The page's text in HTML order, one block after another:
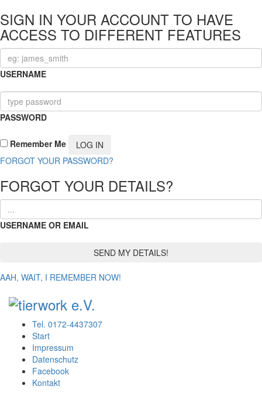
SIGN IN YOUR ACCOUNT TO HAVE
ACCESS TO DIFFERENT FEATURES
USERNAME
PASSWORD
Remember Me
FORGOT YOUR PASSWORD?
FORGOT YOUR DETAILS?
USERNAME OR EMAIL
AAH, WAIT, I REMEMBER NOW!
Tel. 0172-4437307
Start
Impressum
Datenschutz
Facebook
Kontakt